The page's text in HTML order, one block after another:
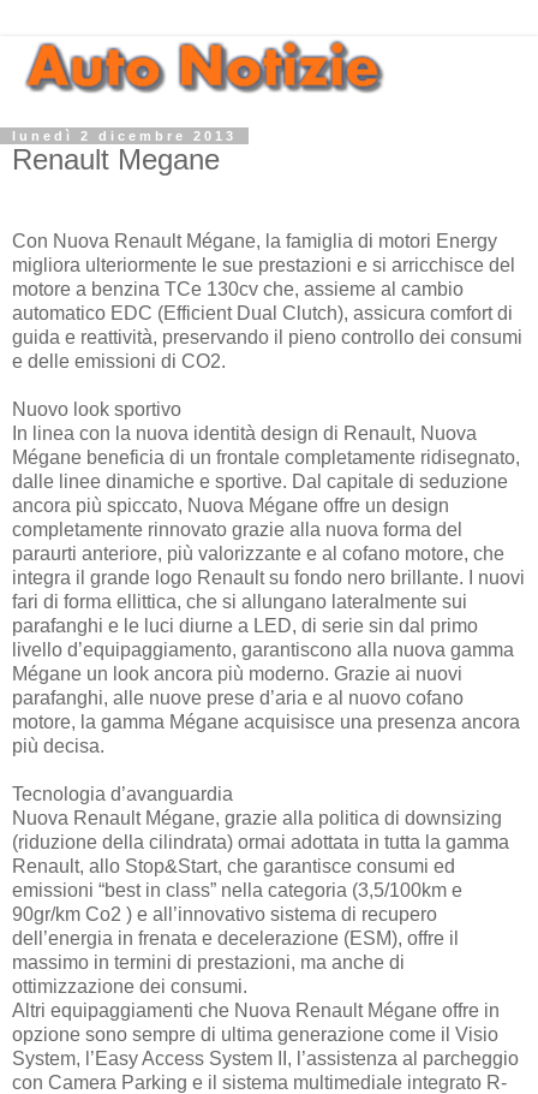
lunedì 2 dicembre 2013
Renault Megane
Con Nuova Renault Mégane, la famiglia di motori Energy
migliora ulteriormente le sue prestazioni e si arricchisce del
motore a benzina TCe 130cv che, assieme al cambio
automatico EDC (Efficient Dual Clutch), assicura comfort di
guida e reattività, preservando il pieno controllo dei consumi
e delle emissioni di CO2.
Nuovo look sportivo
In linea con la nuova identità design di Renault, Nuova
Mégane beneficia di un frontale completamente ridisegnato,
dalle linee dinamiche e sportive. Dal capitale di seduzione
ancora più spiccato, Nuova Mégane offre un design
completamente rinnovato grazie alla nuova forma del
paraurti anteriore, più valorizzante e al cofano motore, che
integra il grande logo Renault su fondo nero brillante. I nuovi
fari di forma ellittica, che si allungano lateralmente sui
parafanghi e le luci diurne a LED, di serie sin dal primo
livello d’equipaggiamento, garantiscono alla nuova gamma
Mégane un look ancora più moderno. Grazie ai nuovi
parafanghi, alle nuove prese d’aria e al nuovo cofano
motore, la gamma Mégane acquisisce una presenza ancora
più decisa.
Tecnologia d’avanguardia
Nuova Renault Mégane, grazie alla politica di downsizing
(riduzione della cilindrata) ormai adottata in tutta la gamma
Renault, allo Stop&Start, che garantisce consumi ed
emissioni “best in class” nella categoria (3,5/100km e
90gr/km Co2 ) e all’innovativo sistema di recupero
dell’energia in frenata e decelerazione (ESM), offre il
massimo in termini di prestazioni, ma anche di
ottimizzazione dei consumi.
Altri equipaggiamenti che Nuova Renault Mégane offre in
opzione sono sempre di ultima generazione come il Visio
System, l’Easy Access System II, l’assistenza al parcheggio
con Camera Parking e il sistema multimediale integrato R-